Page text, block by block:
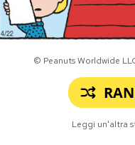
© Peanuts Worldwide
Leggi un'altra